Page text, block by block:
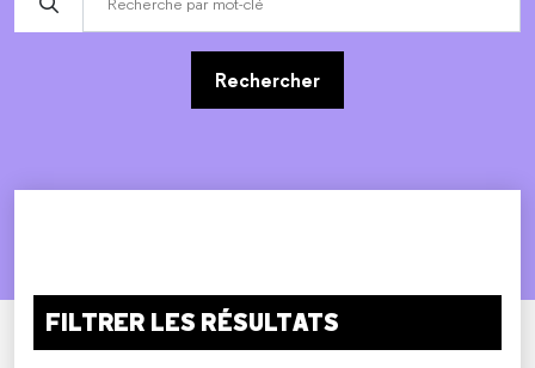
Rechercher
FILTRER LES RÉSULTATS